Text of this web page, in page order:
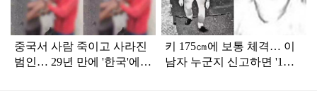
중국서 사람 죽이고 사라진
범인… 29년 만에 '한국'에서
키 175㎝에 보통 체격… 이
남자 누군지 신고하면 '1억